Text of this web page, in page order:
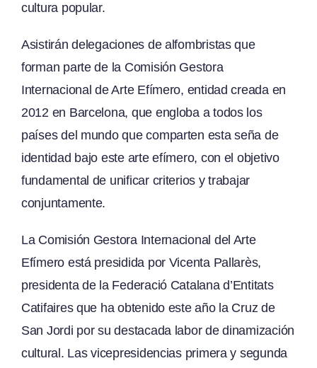
cultura popular.
Asistirán delegaciones de alfombristas que
forman parte de la Comisión Gestora
Internacional de Arte Efímero, entidad creada en
2012 en Barcelona, que engloba a todos los
países del mundo que comparten esta seña de
identidad bajo este arte efímero, con el objetivo
fundamental de unificar criterios y trabajar
conjuntamente.
La Comisión Gestora Internacional del Arte
Efímero está presidida por Vicenta Pallarès,
presidenta de la Federació Catalana d’Entitats
Catifaires que ha obtenido este año la Cruz de
San Jordi por su destacada labor de dinamización
cultural. Las vicepresidencias primera y segunda